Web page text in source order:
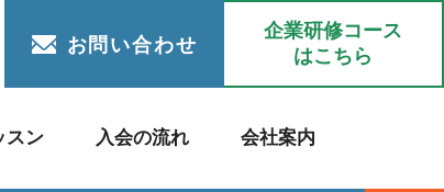
お問い合わせ
企業研修コース
はこちら
スン 入会の流れ 会社案内